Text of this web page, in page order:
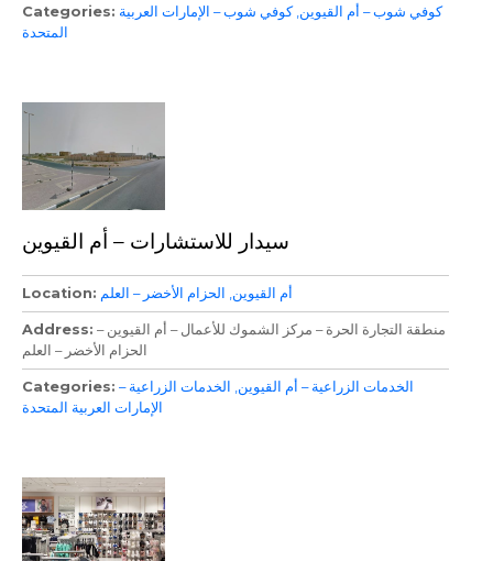
Categories كوفي شوب – أم القيوين كوفي شوب – الإمارات العربية
المتحدة
سيدار للاستشارات – أم القيوين
Location أم القيوين الحزام الأخضر – العلم
Address منطقة التجارة الحرة – مركز الشموك للأعمال – أم القيوين –
الحزام الأخضر – العلم
Categories الخدمات الزراعية – أم القيوين الخدمات الزراعية –
الإمارات العربية المتحدة